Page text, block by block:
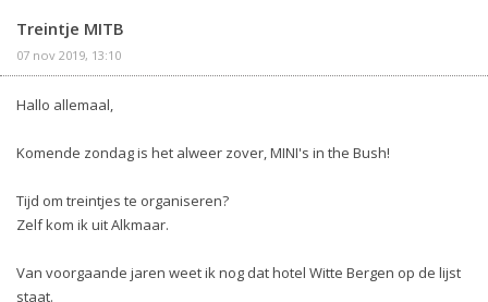
Treintje MITB
07 nov 2019, 13:10
Hallo allemaal,
Komende zondag is het alweer zover, MINI's in the Bush!
Tijd om treintjes te organiseren?
Zelf kom ik uit Alkmaar.
Van voorgaande jaren weet ik nog dat hotel Witte Bergen op de lijst
staat.